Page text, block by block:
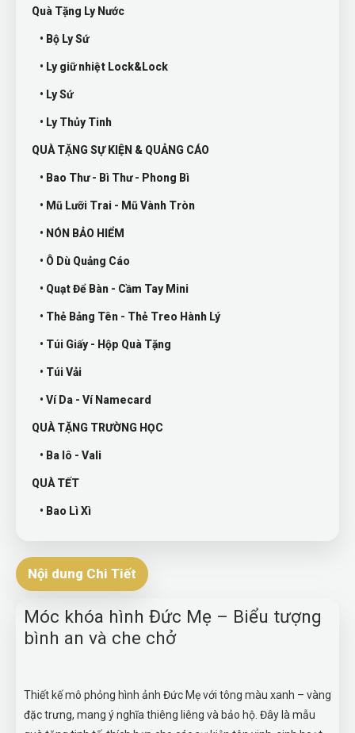
Quà Tặng Ly Nước
• Bộ Ly Sứ
• Ly giữ nhiệt Lock&Lock
• Ly Sứ
• Ly Thủy Tinh
QUÀ TẶNG SỰ KIỆN & QUẢNG CÁO
• Bao Thư - Bì Thư - Phong Bì
• Mũ Lưỡi Trai - Mũ Vành Tròn
• NÓN BẢO HIỂM
• Ô Dù Quảng Cáo
• Quạt Để Bàn - Cầm Tay Mini
• Thẻ Bảng Tên - Thẻ Treo Hành Lý
• Túi Giấy - Hộp Quà Tặng
• Túi Vải
• Ví Da - Ví Namecard
QUÀ TẶNG TRƯỜNG HỌC
• Ba lô - Vali
QUÀ TẾT
• Bao Lì Xì
Nội dung Chi Tiết
Móc khóa hình Đức Mẹ – Biểu tượng
bình an và che chở
Thiết kế mô phỏng hình ảnh Đức Mẹ với tông màu xanh – vàng
đặc trưng, mang ý nghĩa thiêng liêng và bảo hộ. Đây là mẫu